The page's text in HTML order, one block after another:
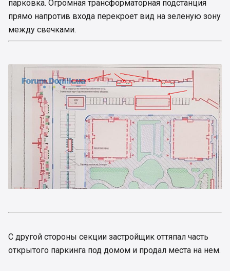
парковка. Огромная трансформаторная подстанция
прямо напротив входа перекроет вид на зеленую зону
между свечками.
С другой стороны секции застройщик оттяпал часть
открытого паркинга под домом и продал места на нем.